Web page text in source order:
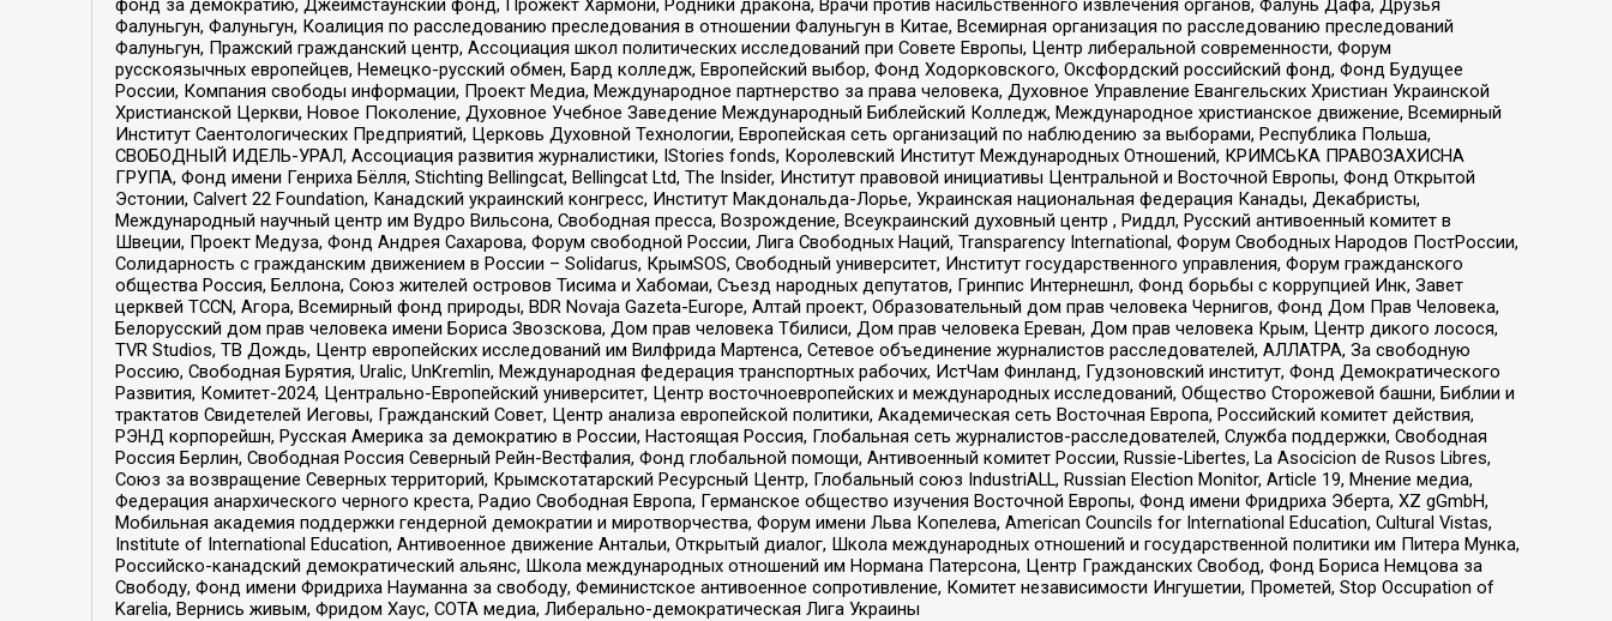
фонд за демократию, Джеймстаунский фонд, Прожект Хармони, Родники дракона, Врачи против насильственного извлечения органов, Фалунь Дафа, Друзья
Фалуньгун, Фалуньгун, Коалиция по расследованию преследования в отношении Фалуньгун в Китае, Всемирная организация по расследованию преследований
Фалуньгун, Пражский гражданский центр, Ассоциация школ политических исследований при Совете Европы, Центр либеральной современности, Форум
русскоязычных европейцев, Немецко-русский обмен, Бард колледж, Европейский выбор, Фонд Ходорковского, Оксфордский российский фонд, Фонд Будущее
России, Компания свободы информации, Проект Медиа, Международное партнерство за права человека, Духовное Управление Евангельских Христиан Украинской
Христианской Церкви, Новое Поколение, Духовное Учебное Заведение Международный Библейский Колледж, Международное христианское движение, Всемирный
Институт Саентологических Предприятий, Церковь Духовной Технологии, Европейская сеть организаций по наблюдению за выборами, Республика Польша,
СВОБОДНЫЙ ИДЕЛЬ-УРАЛ, Ассоциация развития журналистики, IStories fonds, Королевский Институт Международных Отношений, КРИМСЬКА ПРАВОЗАХИСНА
ГРУПА, Фонд имени Генриха Бёлля, Stichting Bellingcat, Bellingcat Ltd, The Insider, Институт правовой инициативы Центральной и Восточной Европы, Фонд Открытой
Эстонии, Calvert 22 Foundation, Канадский украинский конгресс, Институт Макдональда-Лорье, Украинская национальная федерация Канады, Декабристы,
Международный научный центр им Вудро Вильсона, Свободная пресса, Возрождение, Всеукраинский духовный центр , Риддл, Русский антивоенный комитет в
Швеции, Проект Медуза, Фонд Андрея Сахарова, Форум свободной России, Лига Свободных Наций, Transparеncy International, Форум Свободных Народов ПостРоссии,
Солидарность с гражданским движением в России – Solidarus, КрымSOS, Свободный университет, Институт государственного управления, Форум гражданского
общества Россия, Беллона, Союз жителей островов Тисима и Хабомаи, Съезд народных депутатов, Гринпис Интернешнл, Фонд борьбы с коррупцией Инк, Завет
церквей TCCN, Агора, Всемирный фонд природы, BDR Novaja Gazeta-Europe, Алтай проект, Образовательный дом прав человека Чернигов, Фонд Дом Прав Человека,
Белорусский дом прав человека имени Бориса Звозскова, Дом прав человека Тбилиси, Дом прав человека Ереван, Дом прав человека Крым, Центр дикого лосося,
TVR Studios, ТВ Дождь, Центр европейских исследований им Вилфрида Мартенса, Сетевое объединение журналистов расследователей, АЛЛАТРА, За свободную
Россию, Свободная Бурятия, Uralic, UnKremlin, Международная федерация транспортных рабочих, ИстЧам Финланд, Гудзоновский институт, Фонд Демократического
Развития, Комитет-2024, Центрально-Европейский университет, Центр восточноевропейских и международных исследований, Общество Сторожевой башни, Библии и
трактатов Свидетелей Иеговы, Гражданский Совет, Центр анализа европейской политики, Академическая сеть Восточная Европа, Российский комитет действия,
РЭНД корпорейшн, Русская Америка за демократию в России, Настоящая Россия, Глобальная сеть журналистов-расследователей, Служба поддержки, Свободная
Россия Берлин, Свободная Россия Северный Рейн-Вестфалия, Фонд глобальной помощи, Антивоенный комитет России, Russie-Libertes, La Asocicion de Rusos Libres,
Союз за возвращение Северных территорий, Крымскотатарский Ресурсный Центр, Глобальный союз IndustriALL, Russian Election Monitor, Article 19, Мнение медиа,
Федерация анархического черного креста, Радио Свободная Европа, Германское общество изучения Восточной Европы, Фонд имени Фридриха Эберта, XZ gGmbH,
Мобильная академия поддержки гендерной демократии и миротворчества, Форум имени Льва Копелева, American Councils for International Education, Cultural Vistas,
Institute of International Education, Антивоенное движение Антальи, Открытый диалог, Школа международных отношений и государственной политики им Питера Мунка,
Российско-канадский демократический альянс, Школа международных отношений им Нормана Патерсона, Центр Гражданских Свобод, Фонд Бориса Немцова за
Свободу, Фонд имени Фридриха Науманна за свободу, Феминистское антивоенное сопротивление, Комитет независимости Ингушетии, Прометей, Stop Occupation of
Karelia, Вернись живым, Фридом Хаус, СОТА медиа, Либерально-демократическая Лига Украины